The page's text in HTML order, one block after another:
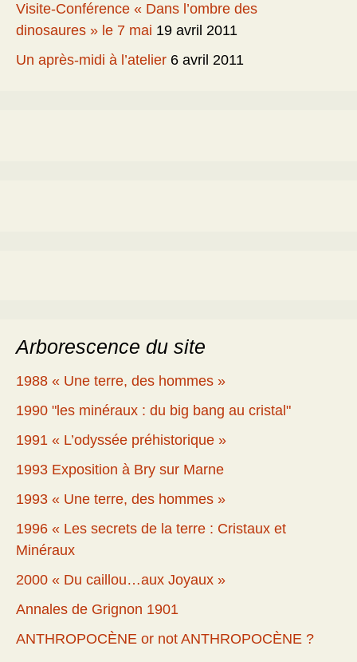
Visite-Conférence « Dans l’ombre des
dinosaures » le 7 mai 19 avril 2011
Un après-midi à l’atelier 6 avril 2011
Arborescence du site
1988 « Une terre, des hommes »
1990 "les minéraux : du big bang au cristal"
1991 « L’odyssée préhistorique »
1993 Exposition à Bry sur Marne
1993 « Une terre, des hommes »
1996 « Les secrets de la terre : Cristaux et
Minéraux
2000 « Du caillou…aux Joyaux »
Annales de Grignon 1901
ANTHROPOCÈNE or not ANTHROPOCÈNE ?